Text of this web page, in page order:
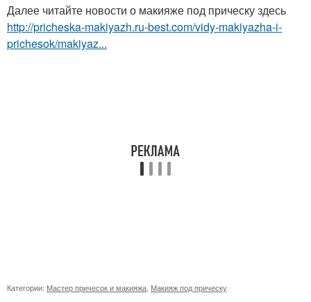
Далее читайте новости о макияже под прическу здесь
http://pricheska-makiyazh.ru-best.com/vidy-makiyazha-i-
prichesok/makiyaz...
Категории: Мастер причесок и макияжа Макияж под прическу